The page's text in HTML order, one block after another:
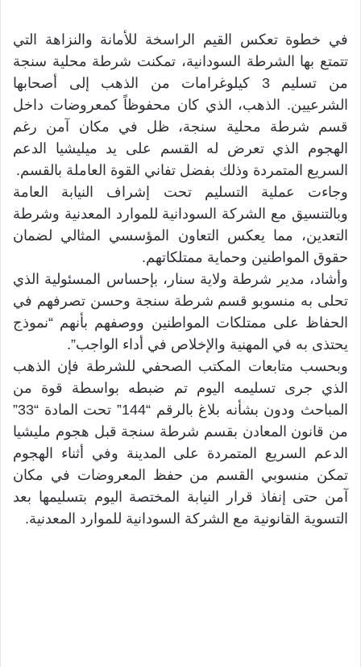
في خطوة تعكس القيم الراسخة للأمانة والنزاهة التي
تتمتع بها الشرطة السودانية، تمكنت شرطة محلية سنجة
من تسليم 3 كيلوغرامات من الذهب إلى أصحابها
الشرعيين. الذهب، الذي كان محفوظاً كمعروضات داخل
قسم شرطة محلية سنجة، ظل في مكان آمن رغم
الهجوم الذي تعرض له القسم على يد ميليشيا الدعم
السريع المتمردة وذلك بفضل تفاني القوة العاملة بالقسم.
وجاءت عملية التسليم تحت إشراف النيابة العامة
وبالتنسيق مع الشركة السودانية للموارد المعدنية وشرطة
التعدين، مما يعكس التعاون المؤسسي المثالي لضمان
حقوق المواطنين وحماية ممتلكاتهم.
وأشاد، مدير شرطة ولاية سنار، بإحساس المسئولية الذي
تحلى به منسوبو قسم شرطة سنجة وحسن تصرفهم في
الحفاظ على ممتلكات المواطنين ووصفهم بأنهم “نموذج
يحتذى به في المهنية والإخلاص في أداء الواجب”.
وبحسب متابعات المكتب الصحفي للشرطة فإن الذهب
الذي جرى تسليمه اليوم تم ضبطه بواسطة قوة من
المباحث ودون بشأنه بلاغ بالرقم “144” تحت المادة “33”
من قانون المعادن بقسم شرطة سنجة قبل هجوم مليشيا
الدعم السريع المتمردة على المدينة وفي أثناء الهجوم
تمكن منسوبي القسم من حفظ المعروضات في مكان
آمن حتى إنفاذ قرار النيابة المختصة اليوم بتسليمها بعد
التسوية القانونية مع الشركة السودانية للموارد المعدنية.